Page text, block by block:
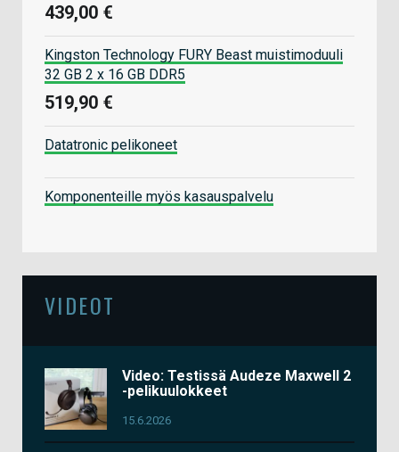
439,00 €
Kingston Technology FURY Beast muistimoduuli
32 GB 2 x 16 GB DDR5
519,90 €
Datatronic pelikoneet
Komponenteille myös kasauspalvelu
VIDEOT
Video: Testissä Audeze Maxwell 2
-pelikuulokkeet
15.6.2026